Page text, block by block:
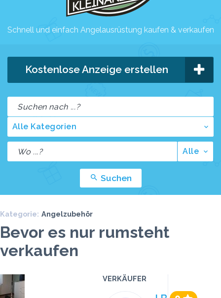
Schnell und einfach Angelausrüstung kaufen & verkaufen
Kostenlose Anzeige erstellen
Alle Kategorien
Alle
Suchen
Kategorie: Angelzubehör
Bevor es nur rumsteht
verkaufen
VERKÄUFER